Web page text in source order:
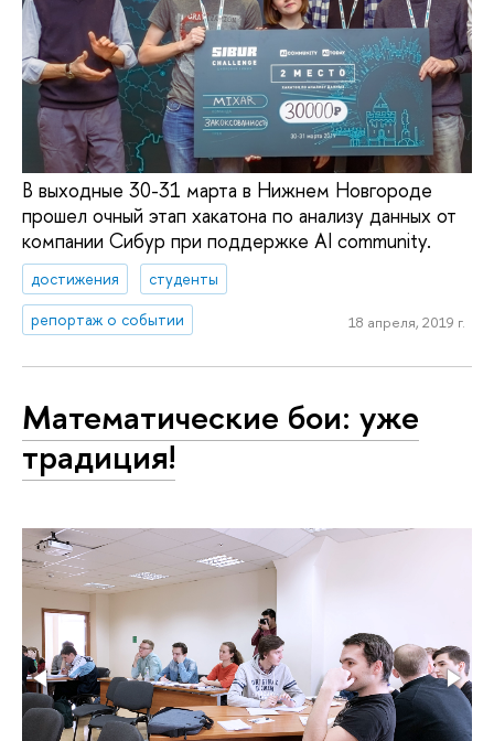
В выходные 30-31 марта в Нижнем Новгороде
прошел очный этап хакатона по анализу данных от
компании Сибур при поддержке AI community.
достижения
студенты
репортаж о событии
18 апреля, 2019 г.
Математические бои: уже
традиция!